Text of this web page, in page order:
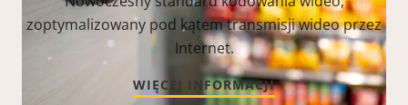
zoptymalizowany pod kątem transmisji wideo przez
Internet.
WIĘCEJ INFORMACJI